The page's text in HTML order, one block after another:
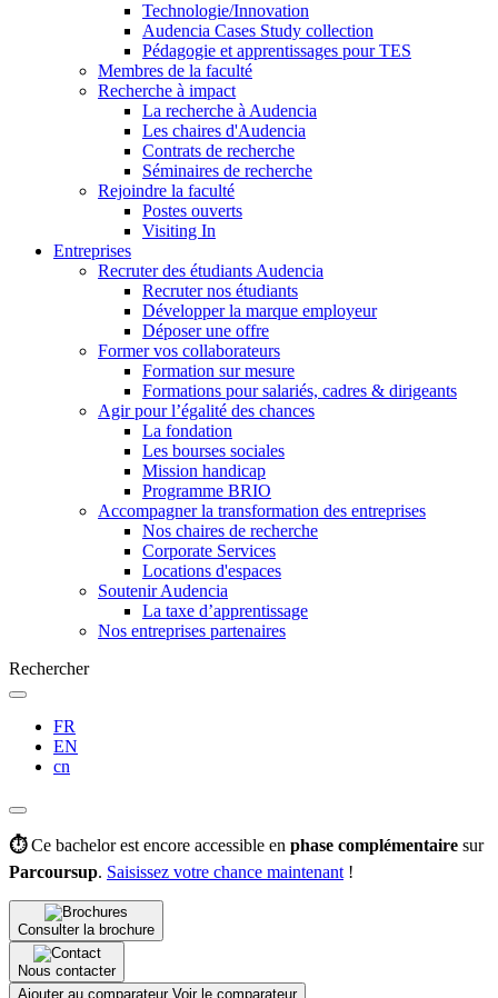
Technologie/Innovation
Audencia Cases Study collection
Pédagogie et apprentissages pour TES
Membres de la faculté
Recherche à impact
La recherche à Audencia
Les chaires d'Audencia
Contrats de recherche
Séminaires de recherche
Rejoindre la faculté
Postes ouverts
Visiting In
Entreprises
Recruter des étudiants Audencia
Recruter nos étudiants
Développer la marque employeur
Déposer une offre
Former vos collaborateurs
Formation sur mesure
Formations pour salariés, cadres & dirigeants
Agir pour l’égalité des chances
La fondation
Les bourses sociales
Mission handicap
Programme BRIO
Accompagner la transformation des entreprises
Nos chaires de recherche
Corporate Services
Locations d'espaces
Soutenir Audencia
La taxe d’apprentissage
Nos entreprises partenaires
Rechercher
FR
EN
cn
⏱️Ce bachelor est encore accessible en phase complémentaire sur
Parcoursup. Saisissez votre chance maintenant !
Consulter la brochure
Nous contacter
Ajouter au comparateur Voir le comparateur